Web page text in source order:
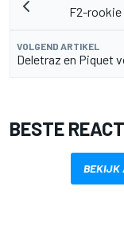
F2-rookie
VOLGEND ARTIKEL
Deletraz en Piquet
BESTE
BEKIJK